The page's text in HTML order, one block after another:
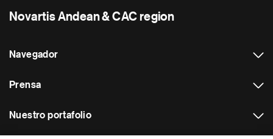
Novartis Andean & CAC region
Navegador
Prensa
Nuestro portafolio